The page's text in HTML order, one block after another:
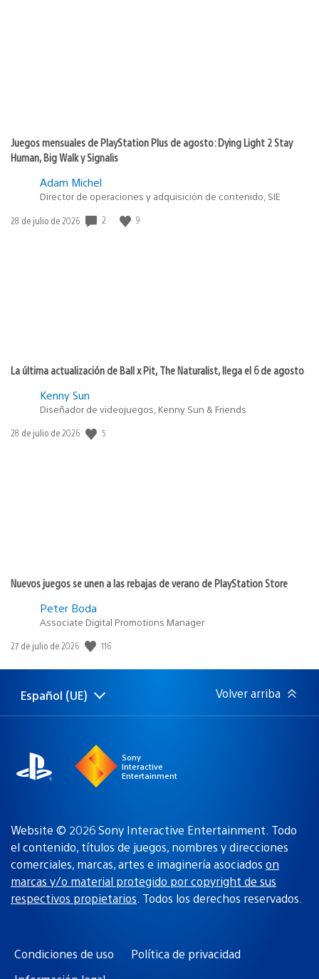
Juegos mensuales de PlayStation Plus de agosto: Dying Light 2 Stay
Human, Big Walk y Signalis
Adam Michel
Director de operaciones y adquisición de contenido, SIE
Fecha
28 de julio de 2026 2 9
La última actualización de Ball x Pit, The Naturalist, llega el 6 de agosto
Kenny Sun
Diseñador de videojuegos, Kenny Sun & Friends
Fecha
28 de julio de 2026 5
Nuevos juegos se unen a las rebajas de verano de PlayStation Store
Peter Boda
Associate Digital Promotions Manager
Fecha
publicación:
27 de julio de 2026 116
Selecciona
una
Región
actual:
Español (UE) Volver arriba
Sony
Interactive
Entertainment
Website © 2026 Sony Interactive Entertainment. Todo
el contenido, títulos de juegos, nombres y direcciones
comerciales, marcas, artes e imaginería asociados on
marcas y/o material protegido por copyright de sus
respectivos propietarios. Todos los derechos reservados.
Condiciones de uso
Política de privacidad